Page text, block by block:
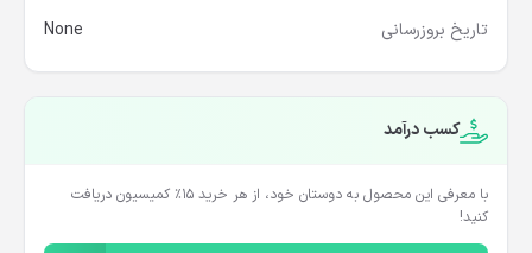
تاریخ بروزرسانی None
کسب درآمد
با معرفی این محصول به دوستان خود، از هر خرید ۱۵٪ کمیسیون دریافت
کنید!